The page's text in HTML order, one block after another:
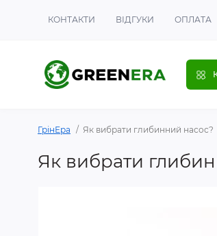
КОНТАКТИ ВІДГУКИ ОПЛАТА
ГрінЕра Як вибрати глибинний насос?
Як вибрати